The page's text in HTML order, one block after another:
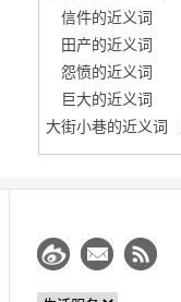
信件的近义词
田产的近义词
怨愤的近义词
巨大的近义词
大街小巷的近义词